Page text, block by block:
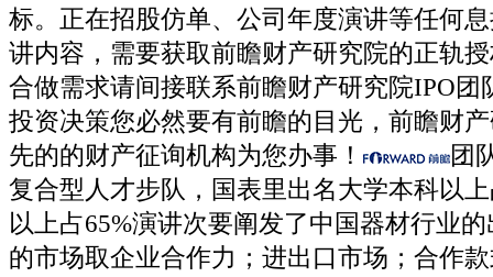
标。正在招股仿单、公司年度演讲等任何
讲内容，需要获取前瞻财产研究院的正轨
合做需求请间接联系前瞻财产研究院IPO团
投资决策您必然要有前瞻的目光，前瞻财
先的的财产征询机构为您办事！
团
复合型人才步队，国表里出名大学本科以
以上占65%演讲次要阐发了中国器材行业
的市场取企业合作力；进出口市场；合作